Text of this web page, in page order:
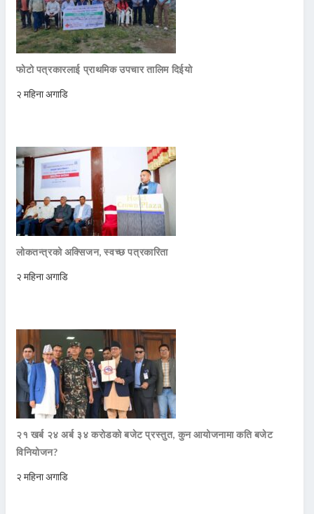
फोटो पत्रकारलाई प्राथमिक उपचार तालिम दिईयो
२ महिना अगाडि
लोकतन्त्रको अक्सिजन, स्वच्छ पत्रकारिता
२ महिना अगाडि
२१ खर्ब २४ अर्ब ३४ करोडको बजेट प्रस्तुत, कुन आयोजनामा कति बजेट
विनियोजन?
२ महिना अगाडि